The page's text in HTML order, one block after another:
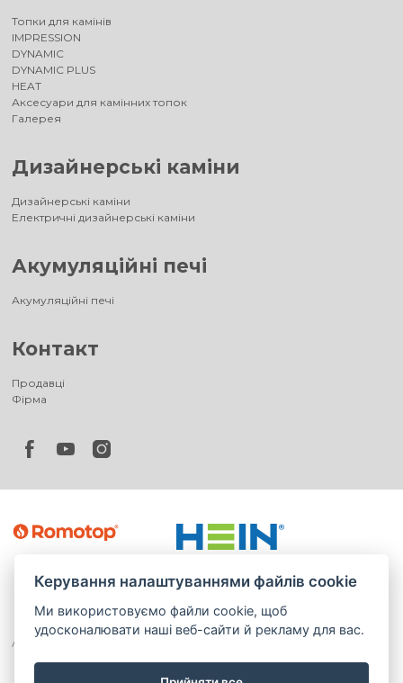
Топки для камінів
IMPRESSION
DYNAMIC
DYNAMIC PLUS
HEAT
Аксесуари для камінних топок
Галерея
Дизайнерські каміни
Дизайнерські каміни
Електричні дизайнерські каміни
Акумуляційні печі
Акумуляційні печі
Контакт
Продавці
Фірма
Керування налаштуваннями файлів cookie
Ми використовуємо файли cookie, щоб
удосконалювати наші веб-сайти й рекламу для вас.